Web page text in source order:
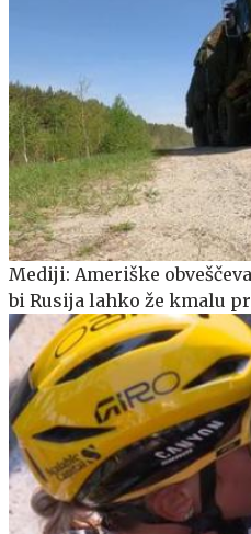
Mediji: Ameriške
bi Rusija lahko že kmalu